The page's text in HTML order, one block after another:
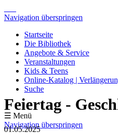
Navigation überspringen
Startseite
Die Bibliothek
Angebote & Service
Veranstaltungen
Kids & Teens
Online-Katalog |
Suche
☰ Menü
Navigation überspringen
Feiertag -
01.05.2025